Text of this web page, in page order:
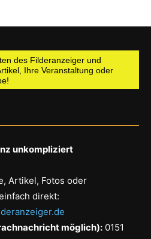
des Filderanzeiger und
Ihre Veranstaltung oder
unkompliziert
Artikel, Fotos oder
direkt:
möglich): 0151